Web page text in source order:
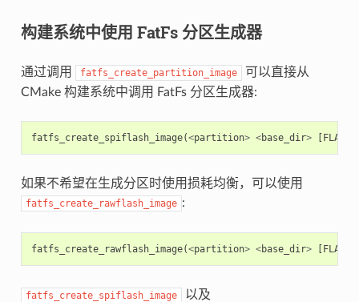
构建系统中使用 FatFs 分区生成器
通过调用 fatfs_create_partition_image
可以直接从
CMake 构建系统中调用 FatFs 分区生成器:
fatfs_create_spiflash_image(<partition> <base_dir> [
如果不希望在生成分区时使用损耗均衡，可以使用
fatfs_create_rawflash_image :
fatfs_create_rawflash_image(<partition> <base_dir> [
fatfs_create_spiflash_image 以及